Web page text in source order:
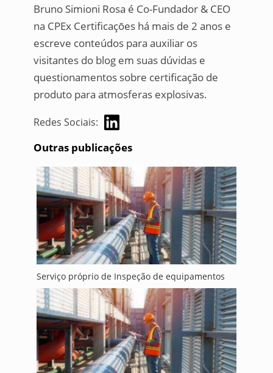
Bruno Simioni Rosa é Co-Fundador & CEO
na CPEx Certificaçōes há mais de 2 anos e
escreve conteúdos para auxiliar os
visitantes do blog em suas dúvidas e
questionamentos sobre certificação de
produto para atmosferas explosivas.
Redes Sociais:
Outras publicações
Serviço próprio de Inspeção de equipamentos